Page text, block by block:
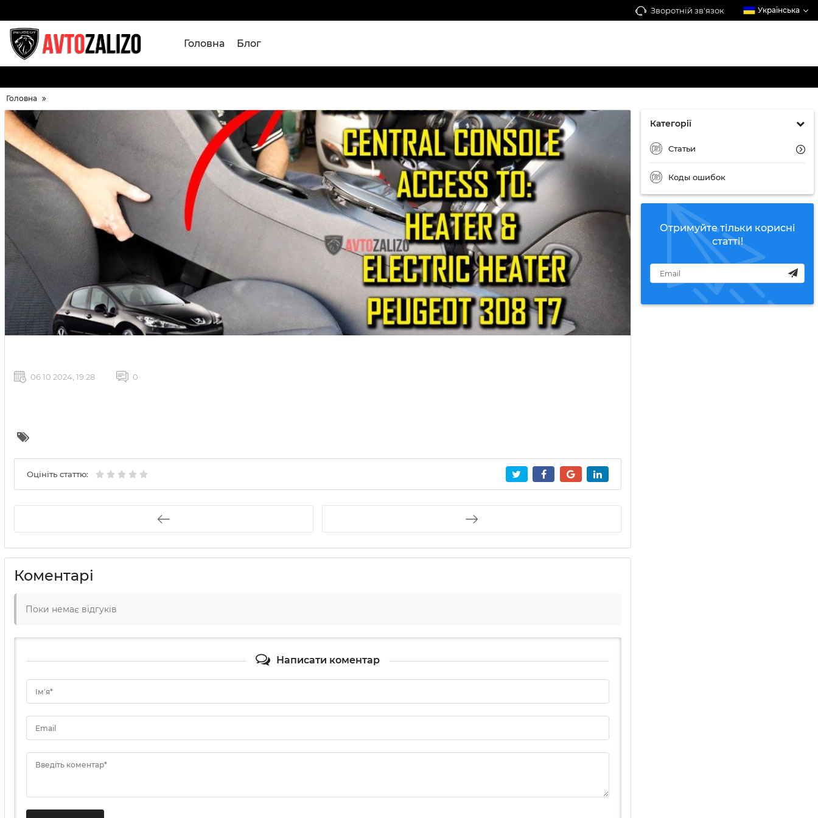
Зворотній зв'язок Українська
Головна Блог
Головна
Категорії
Статьи
Коды ошибок
Отримуйте тільки корисні
статті!
06 10 2024, 19:28 0
Оцініть статтю:
Коментарі
Поки немає відгуків
Написати коментар
Ім'я*
Email
Введіть коментар*